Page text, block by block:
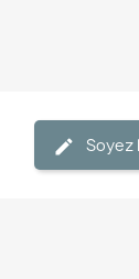
Soyez